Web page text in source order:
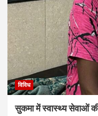
विविध
सुकमा में स्वास्थ्य सेवाओं